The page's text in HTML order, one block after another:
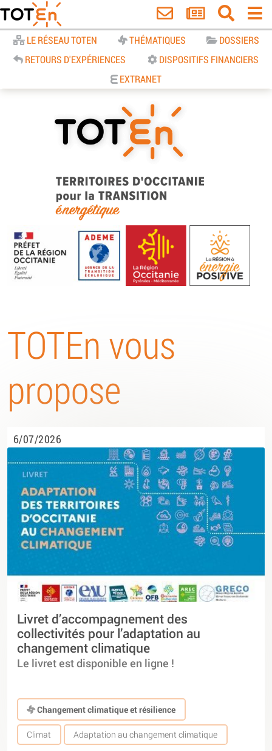
LE RÉSEAU TOTEN THÉMATIQUES
DOSSIERS
RETOURS D'EXPÉRIENCES
DISPOSITIFS FINANCIERS
EXTRANET
TOTEn Occitanie | Territoires
d’Occitanie pour la Transition
Energétique
TOTEn vous
propose
6/07/2026
Livret d’accompagnement des
collectivités pour l’adaptation au
changement climatique
Le livret est disponible en ligne !
Changement climatique et résilience
Climat Adaptation au changement climatique